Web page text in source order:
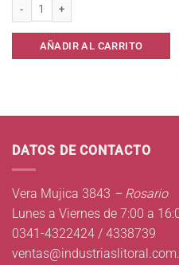
Embudo de 6 cms . cantidad
AÑADIR AL CARRITO
DATOS DE CONTACTO
Vera Mujica 3843 – Rosario
Lunes a Viernes de 7:00 a
0341-4322424 / 4338739